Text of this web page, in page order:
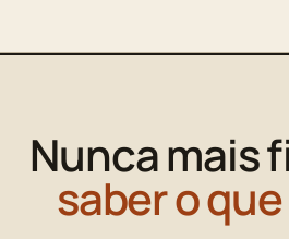
Nunca mais
saber o